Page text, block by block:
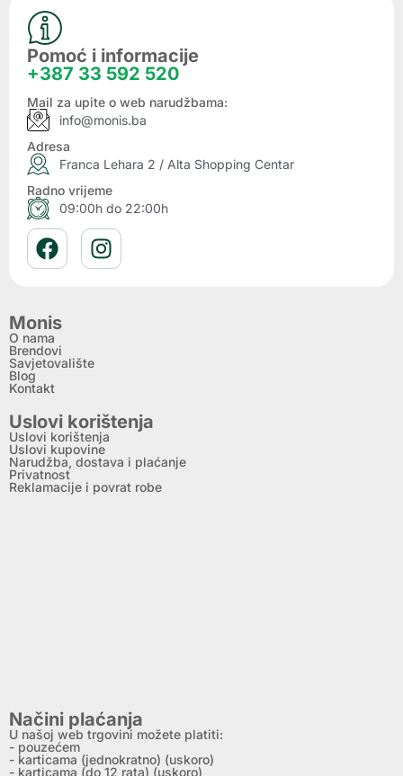
Pomoć i informacije
+387 33 592 520
Mail za upite o web narudžbama:
info@monis.ba
Adresa
Franca Lehara 2 / Alta Shopping Centar
Radno vrijeme
09:00h do 22:00h
Monis
O nama
Brendovi
Savjetovalište
Blog
Kontakt
Uslovi korištenja
Uslovi korištenja
Uslovi kupovine
Narudžba, dostava i plaćanje
Privatnost
Reklamacije i povrat robe
Načini plaćanja
U našoj web trgovini možete platiti:
- pouzećem
- karticama (jednokratno) (uskoro)
- karticama (do 12 rata) (uskoro)